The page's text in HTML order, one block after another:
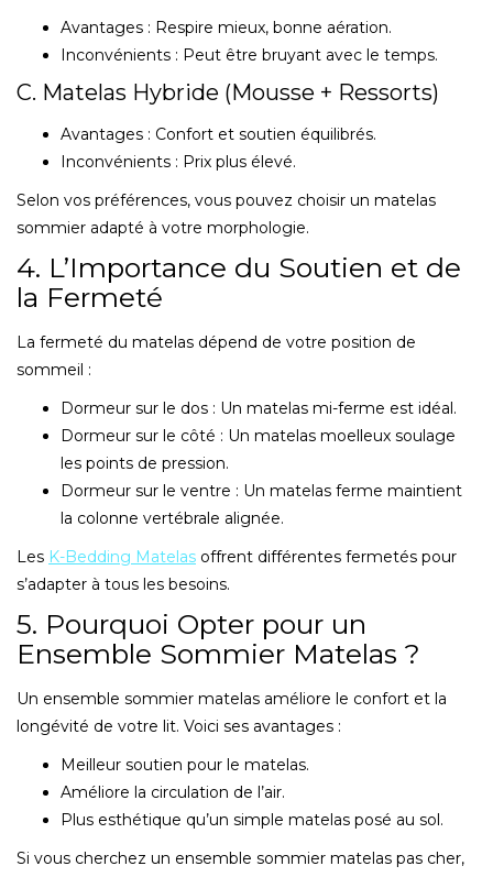
Avantages : Respire mieux, bonne aération.
Inconvénients : Peut être bruyant avec le temps.
C. Matelas Hybride (Mousse + Ressorts)
Avantages : Confort et soutien équilibrés.
Inconvénients : Prix plus élevé.
Selon vos préférences, vous pouvez choisir un matelas
sommier adapté à votre morphologie.
4. L’Importance du Soutien et de
la Fermeté
La fermeté du matelas dépend de votre position de
sommeil :
Dormeur sur le dos : Un matelas mi-ferme est idéal.
Dormeur sur le côté : Un matelas moelleux soulage
les points de pression.
Dormeur sur le ventre : Un matelas ferme maintient
la colonne vertébrale alignée.
Les K-Bedding Matelas offrent différentes fermetés pour
s’adapter à tous les besoins.
5. Pourquoi Opter pour un
Ensemble Sommier Matelas ?
Un ensemble sommier matelas améliore le confort et la
longévité de votre lit. Voici ses avantages :
Meilleur soutien pour le matelas.
Améliore la circulation de l’air.
Plus esthétique qu’un simple matelas posé au sol.
Si vous cherchez un ensemble sommier matelas pas cher,